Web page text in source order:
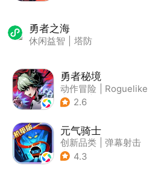
勇者之海
休闲益智 塔防
勇者秘境
动作冒险
Roguelike
| 冒险
2.6
元气骑士
创新品类
弹幕射击
| 地牢
4.3